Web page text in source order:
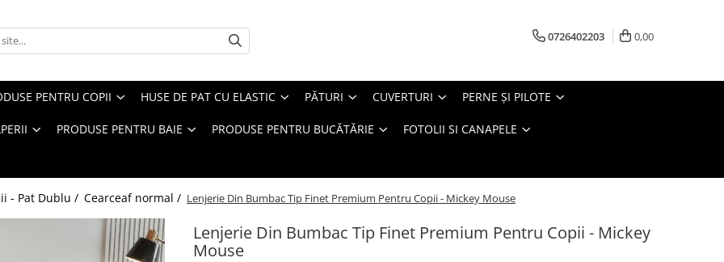
0726402203 0,00
PENTRU COPII HUSE DE PAT CU ELASTIC PĂTURI CUVERTURI PERNE ŞI PILOTE
PRODUSE PENTRU BAIE PRODUSE PENTRU BUCĂTĂRIE FOTOLII SI CANAPELE
- Pat Dublu / Cearceaf normal / Lenjerie Din Bumbac Tip Finet Premium Pentru Copii - Mickey Mouse
Lenjerie Din Bumbac Tip Finet Premium Pentru Copii - Mickey
Mouse